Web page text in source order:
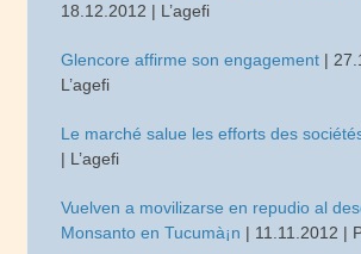
18.12.2012 | L’agefi
Glencore affirme son engagement |
L’agefi
Le marché salue les efforts des
| L’agefi
Vuelven a movilizarse en repudio al
Monsanto en Tucumà¡n | 11.11.2012 |